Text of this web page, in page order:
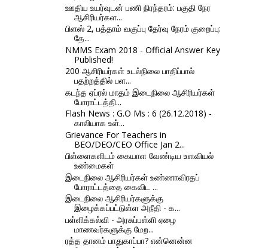
ஊதிய உயர்வுடன் பணி நிரந்தரம்: பகுதி நேர
ஆசிரியர்கள...
பிளஸ் 2, பத்தாம் வகுப்பு தேர்வு நேரம் குறைப்பு:
தே...
NMMS Exam 2018 - Official Answer Key
Published!
200 ஆசிரியர்கள் உடல்நிலை பாதிப்பால்
பதற்றத்தில் பள...
கடந்த ஏப்ரல் மாதம் இடைநிலை ஆசிரியர்கள்
போராட்டத்தி...
Flash News : G.O Ms : 6 (26.12.2018) -
காலியாக உள்...
Grievance For Teachers in
BEO/DEO/CEO Office Jan 2...
பிள்ளைகளிடம் கையாள வேண்டிய உளவியல்
உண்மைகள்
இடைநிலை ஆசிரியர்கள் உண்ணாவிரதப்
போராட்டத்தை கைவிட ...
இடைநிலை ஆசிரியர்களுக்கு
இழைக்கப்பட்டுள்ள அநீதி - க...
பள்ளிக்கல்வி - அரசுப்பள்ளி ஏழை
மாணவர்களுக்கு மேற...
ரத்த தானம் பாதுகாப்பா? என்னென்ன